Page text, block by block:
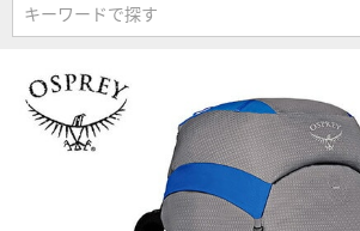
キーワードで探す